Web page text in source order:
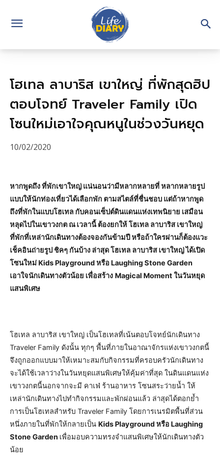
โฮเทล ลาบาริส เขาใหญ่ ที่พักสุดฮิป
ตอบโจทย์ Traveler Family เปิด
โซนใหม่เอาใจคุณหนูในช่วงวันหยุด
10/02/2020
หากพูดถึง ที่พักเขาใหญ่ แน่นอนว่ามีหลากหลายที่ หลากหลายรูป
แบบให้นักท่องเที่ยวได้เลือกพัก ตามสไตล์ที่ชื่นชอบ แต่ถ้าหากพูด
ถึงที่พักในแบบโฮเทล กับคอนเซ็ปต์ดินแดนแห่งเทพนิยาย เสมือน
หลุดไปในเขาวงกต ณ เวลานี้ ต้องยกให้ โฮเทล ลาบาริส เขาใหญ่
ที่พักที่เหล่านักเดินทางต้องจองกันข้ามปี หรือถ้าใครผ่านก็ต้องแวะ
เช็คอินถ่ายรูป ชิคๆ กันบ้าง ล่าสุด โฮเทล ลาบาริส เขาใหญ่ ได้เปิด
โซนใหม่ Kids Playground หรือ Laughing Stone Garden
เอาใจนักเดินทางตัวน้อย เพื่อสร้าง Magical Moment ในวันหยุด
แสนพิเศษ
โฮเทล ลาบาริส เขาใหญ่ เป็นโฮเทลที่เน้นตอบโจทย์นักเดินทาง
Traveler Family ดังนั้น ทุกๆ พื้นที่ภายในอาณาจักรแห่งเขาวงกตนี้
จึงถูกออกแบบมาให้เหมาะสมกับกิจกรรมที่ครอบครัวนักเดินทาง
จะได้ใช้เวลาว่างในวันหยุดแสนพิเศษให้คุ้มค่าที่สุด ในดินแดนแห่ง
เขาวงกตนี้นอกจากจะมี คาเฟ่ ร้านอาหาร โซนสระว่ายน้ำ ให้
เหล่านักเดินทางไปทำกิจกรรมและพักผ่อนแล้ว ล่าสุดได้ตอกย้ำ
การเป็นโฮเทลสำหรับ Traveler Family โดยการเนรมิตพื้นที่ส่วน
หนึ่งภายในที่พักให้กลายเป็น Kids Playground หรือ Laughing
Stone Garden เพื่อมอบความทรงจำแสนพิเศษให้นักเดินทางตัว
น้อย